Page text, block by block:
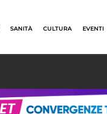
SANITÀ CULTURA EVENTI